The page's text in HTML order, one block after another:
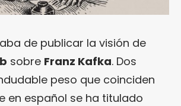
de publicar la visión de
sobre Franz Kafka. Dos
peso que coinciden
en español se ha titulado